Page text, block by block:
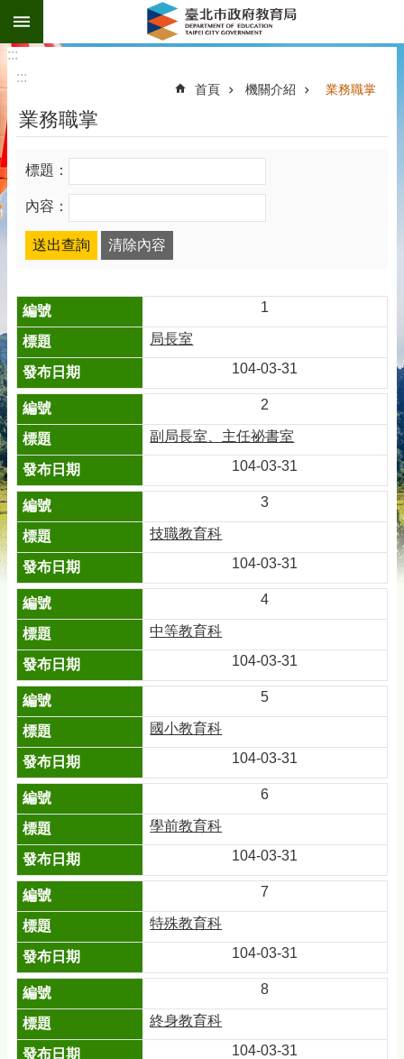
跳到主要內容區塊
:::
:::
首頁 機關介紹 業務職掌
業務職掌
標題：
內容：
1
局長室
104-03-31
2
副局長室、主任祕書室
104-03-31
3
技職教育科
104-03-31
4
中等教育科
104-03-31
5
國小教育科
104-03-31
6
學前教育科
104-03-31
7
特殊教育科
104-03-31
8
終身教育科
104-03-31